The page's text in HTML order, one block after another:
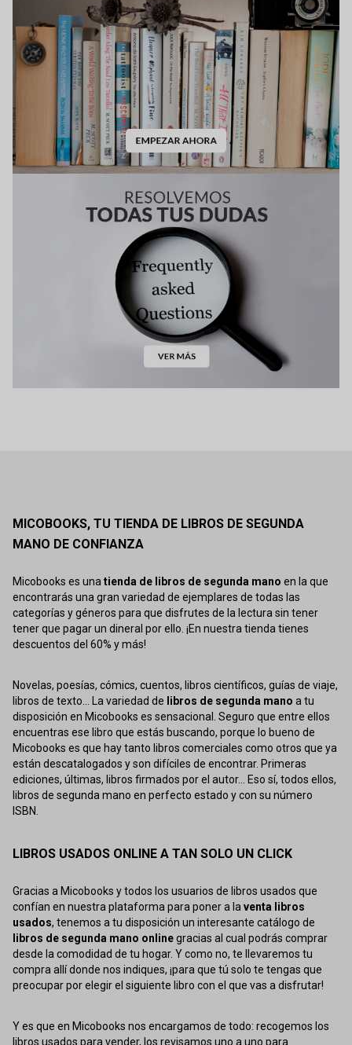
MICOBOOKS, TU TIENDA DE LIBROS DE SEGUNDA
MANO DE CONFIANZA
Micobooks es unatienda de libros de segunda mano en la que
encontrarás una gran variedad de ejemplares de todas las
categorías y géneros para que disfrutes de la lectura sin tener
tener que pagar un dineral por ello. ¡En nuestra tienda tienes
descuentos del 60% y más!
Novelas, poesías, cómics, cuentos, libros científicos, guías de viaje,
libros de texto... La variedad de libros de segunda mano a tu
disposición en Micobooks es sensacional. Seguro que entre ellos
encuentras ese libro que estás buscando, porque lo bueno de
Micobooks es que hay tanto libros comerciales como otros que ya
están descatalogados y son difíciles de encontrar. Primeras
ediciones, últimas, libros firmados por el autor... Eso sí, todos ellos,
libros de segunda mano en perfecto estado y con su número
ISBN.
LIBROS USADOS ONLINE A TAN SOLO UN CLICK
Gracias a Micobooks y todos los usuarios de libros usados que
confían en nuestra plataforma para poner a laventa libros
usados, tenemos a tu disposición un interesante catálogo de
libros de segunda mano onlinegracias al cual podrás comprar
desde la comodidad de tu hogar. Y como no, te llevaremos tu
compra allí donde nos indiques, ¡para que tú solo te tengas que
preocupar por elegir el siguiente libro con el que vas a disfrutar!
Y es que en Micobooks nos encargamos de todo: recogemos los
libros usados para vender, los revisamos uno a uno para